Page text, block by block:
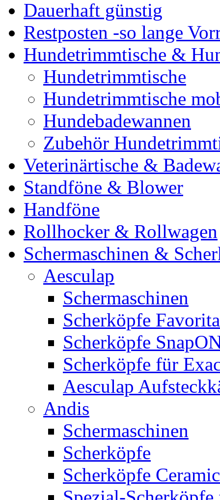
Dauerhaft günstig
Restposten -so lange
Hundetrimmtische &
Hundetrimmtische
Hundetrimmtische
Hundebadewannen
Zubehör
Veterinärtische &
Standföne & Blower
Handföne
Rollhocker & Rollwagen
Schermaschinen &
Aesculap
Schermaschinen
Scherköpfe
Scherköpfe
Scherköpfe für
Aesculap
Andis
Schermaschinen
Scherköpfe
Scherköpfe Ceramic